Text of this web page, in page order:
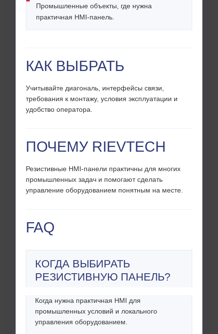
Промышленные объекты, где нужна
практичная HMI-панель.
КАК ВЫБРАТЬ
Учитывайте диагональ, интерфейсы связи,
требования к монтажу, условия эксплуатации и
удобство оператора.
ПОЧЕМУ RIEVTECH
Резистивные HMI-панели практичны для многих
промышленных задач и помогают сделать
управление оборудованием понятным на месте.
FAQ
КОГДА ВЫБИРАТЬ
РЕЗИСТИВНУЮ ПАНЕЛЬ?
Когда нужна практичная HMI для
промышленных условий и локального
управления оборудованием.